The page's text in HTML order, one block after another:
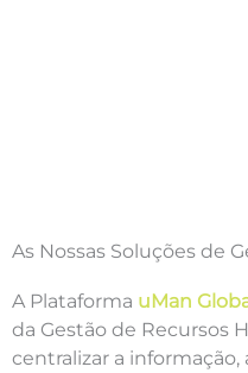
As Nossas Soluções de
A Plataforma uMan
da Gestão de Recursos
centralizar a